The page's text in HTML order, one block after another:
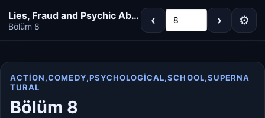
Lies, Fraud and Psychic Ability School
Bölüm 8 ‹ 8 › ⚙
ACTION,COMEDY,PSYCHOLOGICAL,SCHOOL,SUPERNA
TURAL
Bölüm 8